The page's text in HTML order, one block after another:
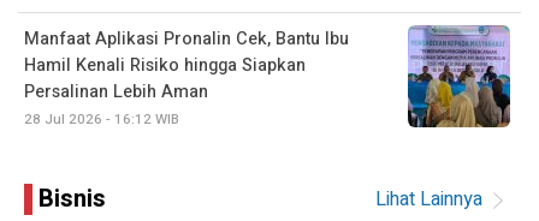
Manfaat Aplikasi Pronalin Cek, Bantu Ibu
Hamil Kenali Risiko hingga Siapkan
Persalinan Lebih Aman
28 Jul 2026 - 16:12 WIB
Bisnis Lihat Lainnya